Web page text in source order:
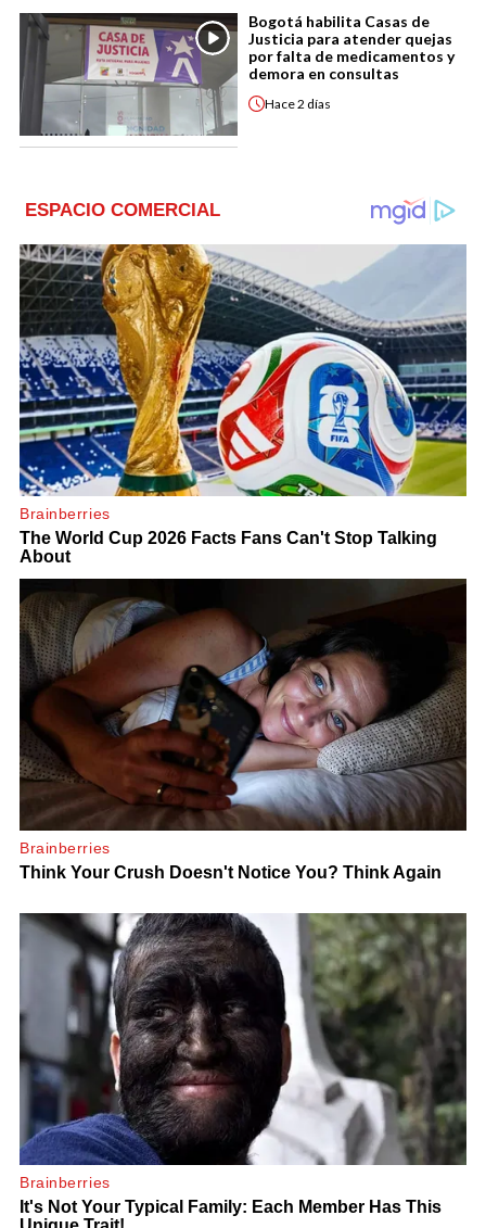
Bogotá habilita Casas de
Justicia para atender quejas
por falta de medicamentos y
demora en consultas
Hace2 días